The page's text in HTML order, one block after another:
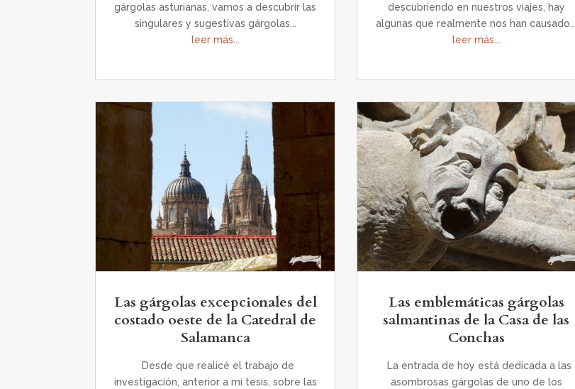
gárgolas asturianas, vamos a descubrir las
singulares y sugestivas gárgolas...
leer más...
descubriendo en nuestros viajes, hay
algunas que realmente nos han causado...
leer más...
Las gárgolas excepcionales del
costado oeste de la Catedral de
Salamanca
Desde que realicé el trabajo de
investigación, anterior a mi tesis, sobre las
Las emblemáticas gárgolas
salmantinas de la Casa de las
Conchas
La entrada de hoy está dedicada a las
asombrosas gárgolas de uno de los